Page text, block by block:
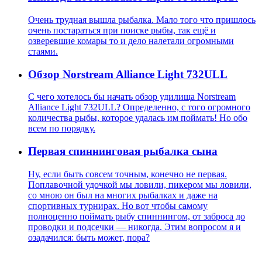
Очень трудная вышла рыбалка. Мало того что пришлось
очень постараться при поиске рыбы, так ещё и
озверевшие комары то и дело налетали огромными
стаями.
Обзор Norstream Alliance Light 732ULL
C чего хотелось бы начать обзор удилища Norstream
Alliance Light 732ULL? Определенно, с того огромного
количества рыбы, которое удалась им поймать! Но обо
всем по порядку.
Первая спиннинговая рыбалка сына
Ну, если быть совсем точным, конечно не первая.
Поплавочной удочкой мы ловили, пикером мы ловили,
со мною он был на многих рыбалках и даже на
спортивных турнирах. Но вот чтобы самому
полноценно поймать рыбу спиннингом, от заброса до
проводки и подсечки — никогда. Этим вопросом я и
озадачился: быть может, пора?